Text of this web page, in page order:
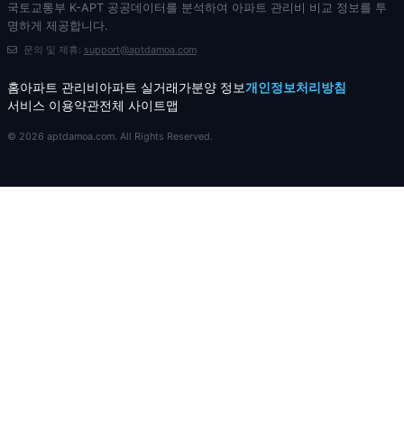
국토교통부 K-APT 공공데이터를 분석하여 아파트 관리비 비교 정보를 투
명하게 제공합니다.
문의 및 제휴: support@aptdamoa.com
홈아파트 관리비아파트 실거래가분양 정보개인정보처리방침
서비스 이용약관전체 사이트맵
© 2026 aptdamoa.com. All Rights Reserved.